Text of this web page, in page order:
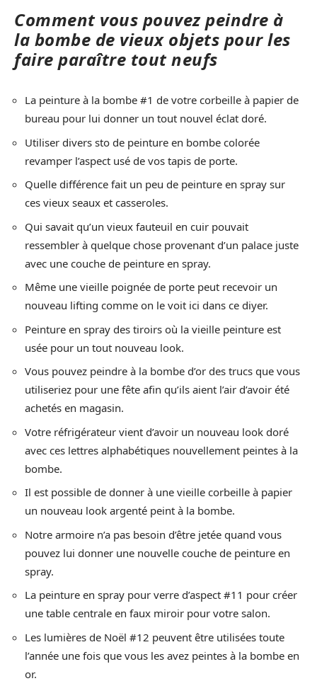
Comment vous pouvez peindre à
la bombe de vieux objets pour les
faire paraître tout neufs
La peinture à la bombe #1 de votre corbeille à papier de
bureau pour lui donner un tout nouvel éclat doré.
Utiliser divers sto de peinture en bombe colorée
revamper l’aspect usé de vos tapis de porte.
Quelle différence fait un peu de peinture en spray sur
ces vieux seaux et casseroles.
Qui savait qu’un vieux fauteuil en cuir pouvait
ressembler à quelque chose provenant d’un palace juste
avec une couche de peinture en spray.
Même une vieille poignée de porte peut recevoir un
nouveau lifting comme on le voit ici dans ce diyer.
Peinture en spray des tiroirs où la vieille peinture est
usée pour un tout nouveau look.
Vous pouvez peindre à la bombe d’or des trucs que vous
utiliseriez pour une fête afin qu’ils aient l’air d’avoir été
achetés en magasin.
Votre réfrigérateur vient d’avoir un nouveau look doré
avec ces lettres alphabétiques nouvellement peintes à la
bombe.
Il est possible de donner à une vieille corbeille à papier
un nouveau look argenté peint à la bombe.
Notre armoire n’a pas besoin d’être jetée quand vous
pouvez lui donner une nouvelle couche de peinture en
spray.
La peinture en spray pour verre d’aspect #11 pour créer
une table centrale en faux miroir pour votre salon.
Les lumières de Noël #12 peuvent être utilisées toute
l’année une fois que vous les avez peintes à la bombe en
or.